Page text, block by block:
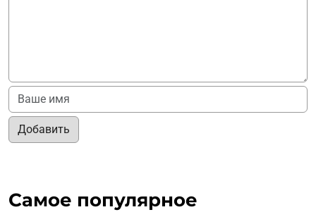
Добавить
Самое популярное